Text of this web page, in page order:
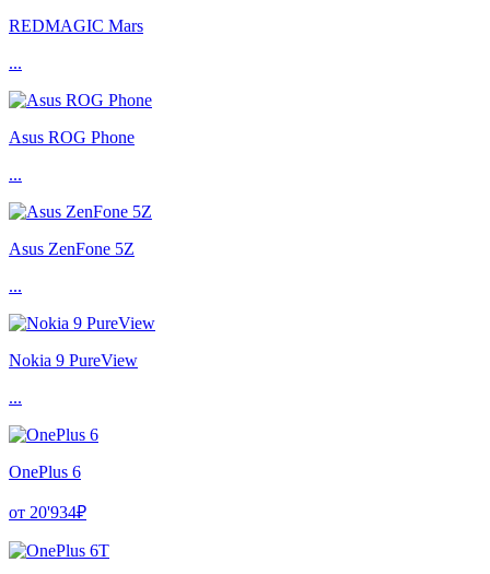
REDMAGIC Mars
...
Asus ROG Phone
...
Asus ZenFone 5Z
...
Nokia 9 PureView
...
OnePlus 6
от 20'934₽